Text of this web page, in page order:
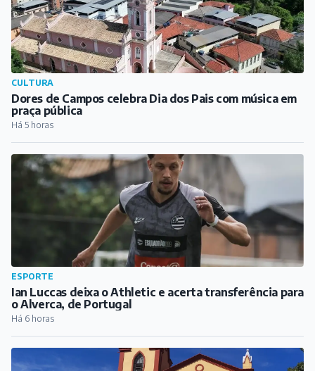
ESPORTE
Ian Luccas deixa o Athletic e acerta transferência para
o Alverca, de Portugal
Há 6 horas
CIDADE
Fiéis se preparam para festa de Nossa Senhora da
Glória, em Barbacena
Há 7 horas